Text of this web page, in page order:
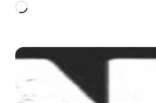
Caricamento
corso…